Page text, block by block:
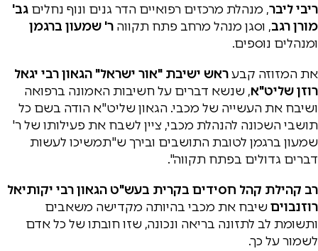
ריבי ליבר, מנהלת מרכזים רפואיים הדר גנים ונוף נחלים גב'
מורן רגב, וסגן מנהל מרחב פתח תקווה ר' שמעון ברגמן
ומנהלים נוספים.
את המזוזה קבעראש ישיבת "אור ישראל" הגאון רבי יגאל
רוזן שליט"א, שנשא דברים על חשיבות האמונה ברפואה
ושיבח את העשייה של מכבי. הגאון שליט"א הודה בשם כל
תושבי השכונה להנהלת מכבי, ציין לשבח את פעילותו של ר'
שמעון ברגמן לטובת התושבים ובירך ש"תמשיכו לעשות
דברים גדולים בפתח תקווה".
רב קהילת קהל חסידים בקרית בעש"ט הגאון רבי יקותיאל
רוזנבויםשיבח את מכבי בהיותה מקדישה משאבים
ותשומת לב לתזונה בריאה ונכונה, שזו חובתו של כל אדם
לשמור על כך.